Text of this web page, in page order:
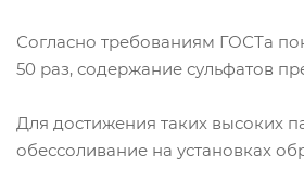
Согласно требованиям ГОСТа
50 раз, содержание сульфатов
Для достижения таких высоких
обессоливание на установках